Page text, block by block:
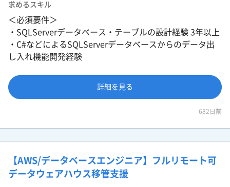
求めるスキル
＜必須要件＞
・SQLServerデータベース・テーブルの設計経験 3年以上
・C#などによるSQLServerデータベースからのデータ出
し入れ機能開発経験
詳細を見る
682日前
【AWS/データベースエンジニア】フルリモート可
データウェアハウス移管支援